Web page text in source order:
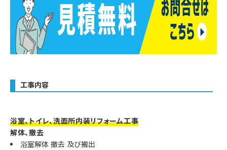
工事内容
浴室、トイレ、洗面所内装リフォーム工事
解体、撤去
浴室解体 撤去 及び搬出